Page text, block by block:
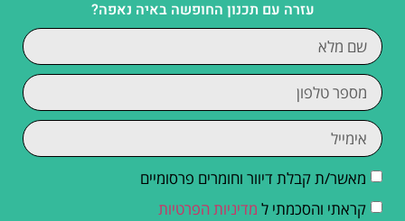
עזרה עם תכנון החופשה באיה נאפה?
מאשר/ת קבלת דיוור וחומרים פרסומיים
קראתי והסכמתי ל מדיניות הפרטיות